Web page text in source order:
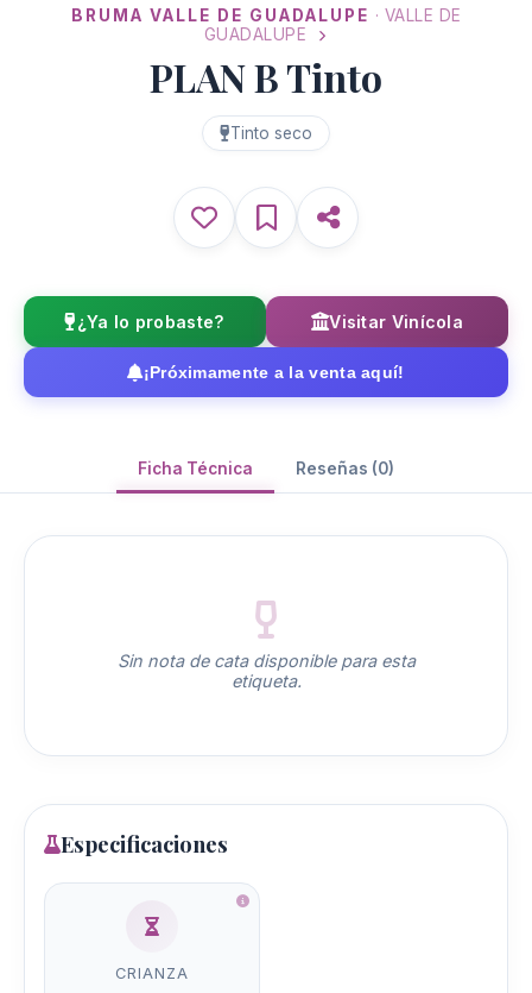
BRUMA VALLE DE GUADALUPE · VALLE DE
GUADALUPE
PLAN B Tinto
Tinto seco
¿Ya lo probaste? Visitar Vinícola
¡Próximamente a la venta aquí!
Ficha Técnica Reseñas (0)
Sin nota de cata disponible para esta
etiqueta.
Especificaciones
CRIANZA